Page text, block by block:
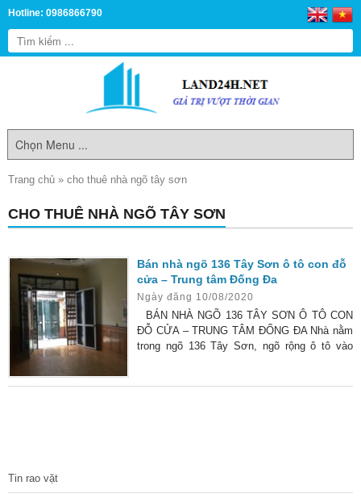
Hotline: 0986866790
Trang chủ » cho thuê nhà ngõ tây sơn
CHO THUÊ NHÀ NGÕ TÂY SƠN
Bán nhà ngõ 136 Tây Sơn ô tô con đỗ
cửa – Trung tâm Đống Đa
Ngày đăng 10/08/2020
BÁN NHÀ NGÕ 136 TÂY SƠN Ô TÔ CON
ĐỖ CỬA – TRUNG TÂM ĐỐNG ĐA Nhà nằm
trong ngõ 136 Tây Sơn, ngõ rộng ô tô vào
Tin rao vặt